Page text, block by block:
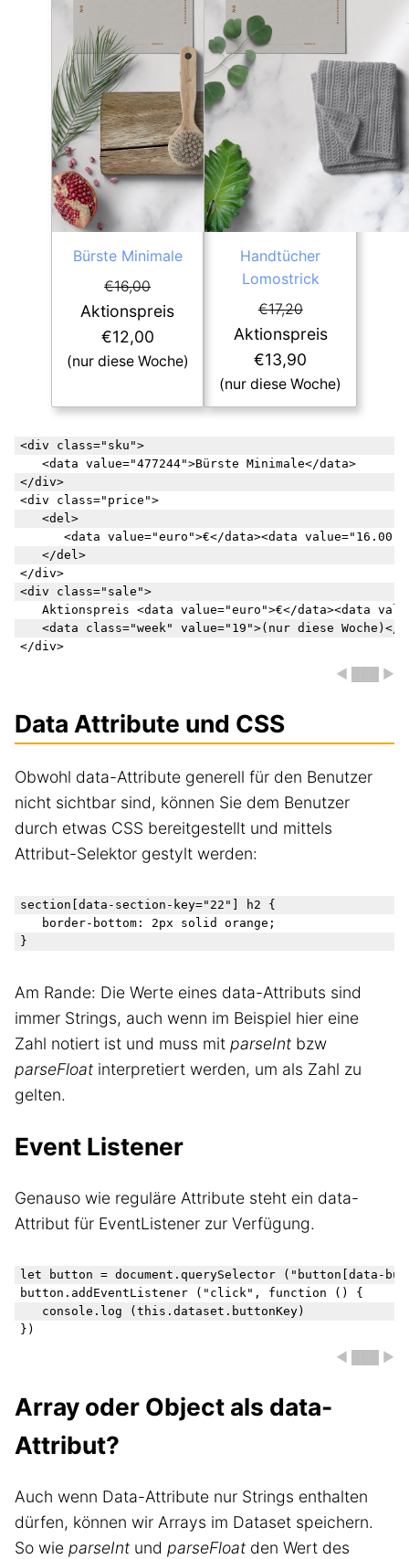
Bürste Minimale
€16,00
Aktionspreis
€12,00
(nur diese Woche)
Handtücher
Lomostrick
€17,20
Aktionspreis
€13,90
(nur diese Woche)
<div class="sku">
</div>
<div class="price">
</div>
<div class="sale">
◀ ███ ▶
Data Attribute und CSS
Obwohl data-Attribute generell für den Benutzer
nicht sichtbar sind, können Sie dem Benutzer
durch etwas CSS bereitgestellt und mittels
Attribut-Selektor gestylt werden:
section[data-section-key="22"] h2 {
Am Rande: Die Werte eines data-Attributs sind
immer Strings, auch wenn im Beispiel hier eine
Zahl notiert ist und muss mit parseInt bzw
parseFloat interpretiert werden, um als Zahl zu
gelten.
Event Listener
Genauso wie reguläre Attribute steht ein data-
Attribut für EventListener zur Verfügung.
let button = document.querySelector ("button[data-
button.addEventListener ("click", function () {
◀ ███ ▶
Array oder Object als data-
Attribut?
Auch wenn Data-Attribute nur Strings enthalten
dürfen, können wir Arrays im Dataset speichern.
So wie parseInt und parseFloat den Wert des